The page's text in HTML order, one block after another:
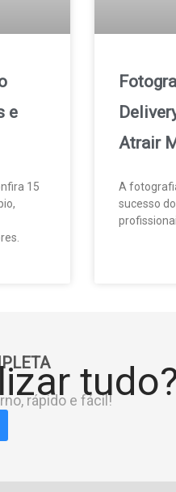
e
15
Atrair
A
sucesso
rápido e fácil!